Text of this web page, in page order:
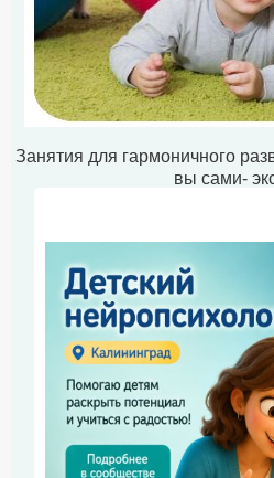
Занятия для гармоничного
вы сами-